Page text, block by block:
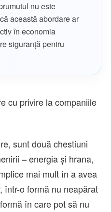
nu este
această abordare ar
în economia
siguranță pentru
cu privire la companiile
sunt două chestiuni
– energia şi hrana,
mai mult în a avea
într-o formă nu neapărat
în care pot să nu